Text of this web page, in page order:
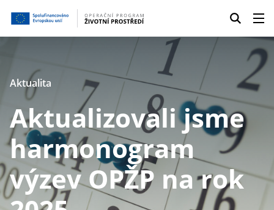
Aktualita
Aktualizovali jsme
harmonogram
výzev OPŽP na rok